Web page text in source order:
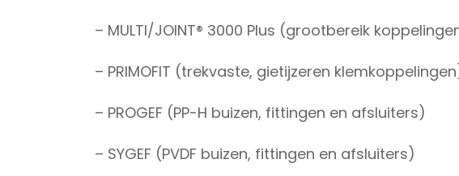
– MULTI/JOINT® 3000 Plus (grootbereik
– PRIMOFIT (trekvaste, gietijzeren
– PROGEF (PP-H buizen, fittingen en afsluiters)
– SYGEF (PVDF buizen, fittingen en afsluiters)